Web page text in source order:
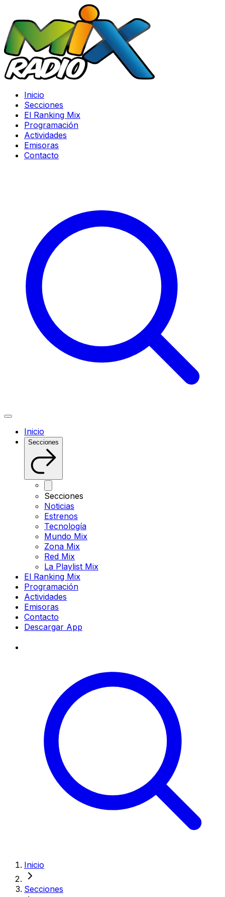
Inicio
Secciones
El Ranking Mix
Programación
Actividades
Emisoras
Contacto
Inicio
Secciones
Secciones
Noticias
Estrenos
Tecnología
Mundo Mix
Zona Mix
Red Mix
La Playlist Mix
El Ranking Mix
Programación
Actividades
Emisoras
Contacto
Descargar App
Inicio
Secciones